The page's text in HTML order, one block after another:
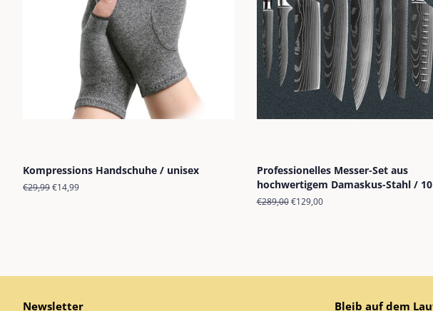
Kompressions Handschuhe / unisex
Normaler
€29,99Sonderpreis
€14,99
Professionelles Messer-Set aus
hochwertigem Damaskus-Stahl /
Normaler
€289,00 Sonderpreis
€129,00
Newsletter Bleib auf dem